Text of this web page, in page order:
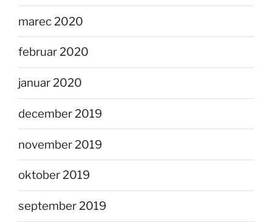
marec 2020
februar 2020
januar 2020
december 2019
november 2019
oktober 2019
september 2019